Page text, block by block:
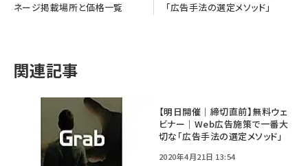
ネージ掲載場所と価格一覧
「広告手法の選定メソッド」
関連記事
【明日開催｜締切直前】無料ウェ
ビナー｜Web広告施策で一番大
切な「広告手法の選定メソッド」
2020年4月21日 13:54